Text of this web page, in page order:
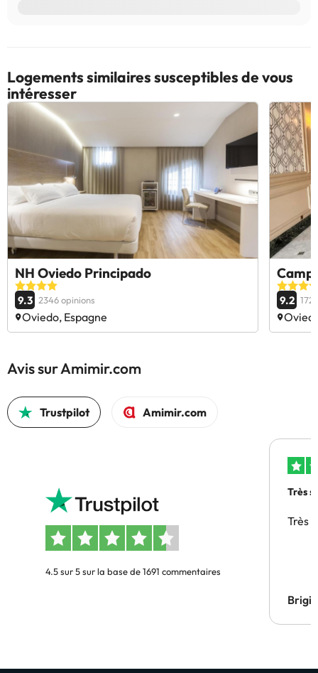
Logements similaires susceptibles de vous
intéresser
NH Oviedo Principado
9.3 2346 opinions
Oviedo, Espagne
9.2
Avis sur Amimir.com
Trustpilot Amimir.com
4.5 sur 5 sur la base de 1691 commentaires
Très
Très